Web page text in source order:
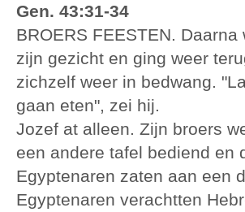
Gen. 43:31-34
BROERS FEESTEN. Daarna
zijn gezicht en ging weer
zichzelf weer in bedwang.
gaan eten", zei hij.
Jozef at alleen. Zijn broers
een andere tafel bediend en
Egyptenaren zaten aan een
Egyptenaren verachtten